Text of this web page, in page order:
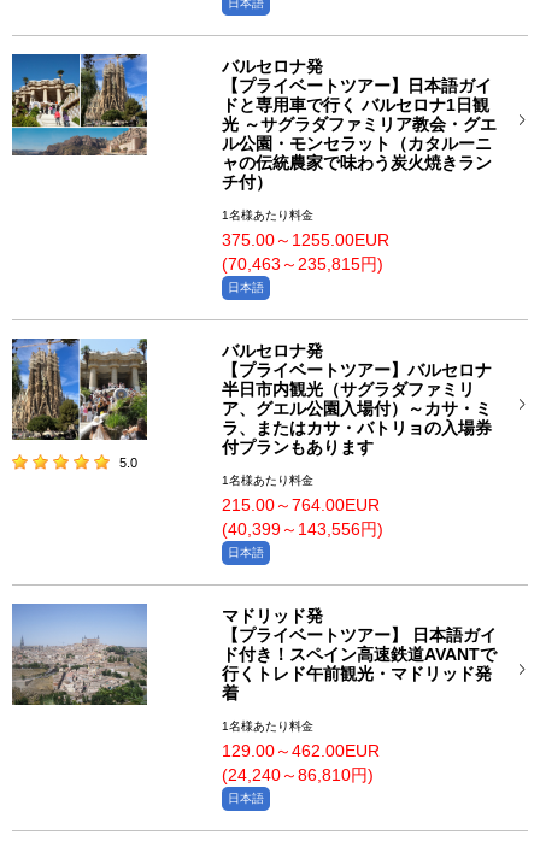
日本語
バルセロナ発
【プライベートツアー】日本語ガイ
ドと専用車で行く バルセロナ1日観
光 ～サグラダファミリア教会・グエ
ル公園・モンセラット（カタルーニ
ャの伝統農家で味わう炭火焼きラン
チ付）
1名様あたり料金
375.00～1255.00EUR
(70,463～235,815円)
日本語
5.0
バルセロナ発
【プライベートツアー】バルセロナ
半日市内観光（サグラダファミリ
ア、グエル公園入場付）～カサ・ミ
ラ、またはカサ・バトリョの入場券
付プランもあります
1名様あたり料金
215.00～764.00EUR
(40,399～143,556円)
日本語
マドリッド発
【プライベートツアー】 日本語ガイ
ド付き！スペイン高速鉄道AVANTで
行くトレド午前観光・マドリッド発
着
1名様あたり料金
129.00～462.00EUR
(24,240～86,810円)
日本語